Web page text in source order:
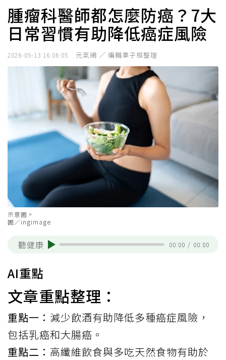
腫瘤科醫師都怎麼防癌？7大
日常習慣有助降低癌症風險
2026-05-13 16:06:05 元氣網 ／ 編輯辜子桓整理
示意圖。
圖／ingimage
聽健康 00:00 / 00:00
AI重點
文章重點整理：
重點一： 減少飲酒有助降低多種癌症風險，
包括乳癌和大腸癌。
重點二： 高纖維飲食與多吃天然食物有助於